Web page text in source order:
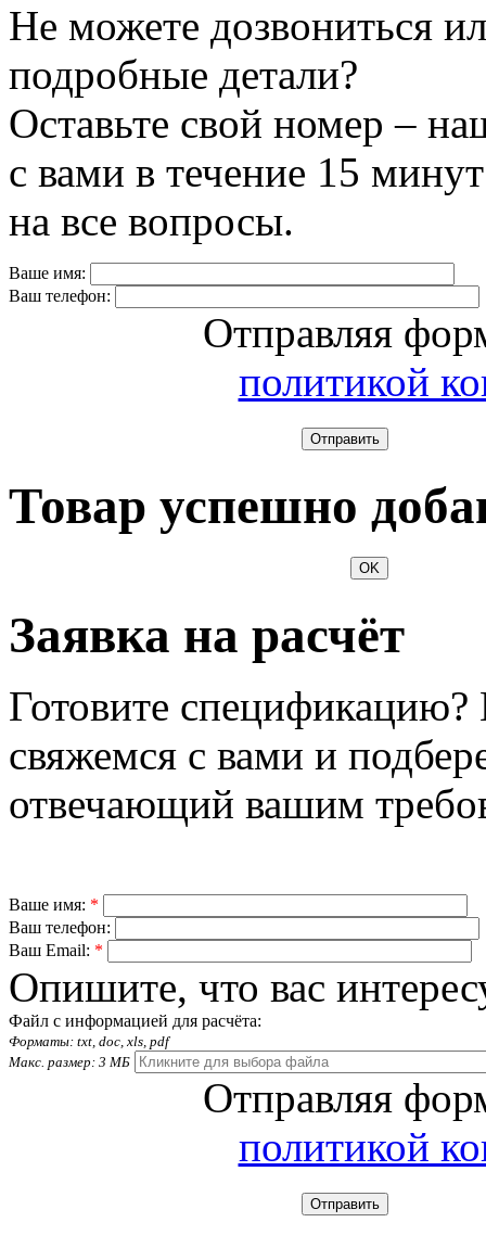
Не можете дозвониться
подробные детали?
Оставьте свой номер –
с вами в течение 15
на все вопросы.
Ваше имя:
Ваш телефон:
Отправляя
политикой
Отправить
Товар успешно
OK
Заявка на расчёт
Готовите
свяжемся с вами и
отвечающий вашим
Ваше имя: *
Ваш телефон:
Ваш Email: *
Опишите, что вас
Файл с информацией для расчёта:
Форматы: txt, doc, xls, pdf
Макс. размер: 3 МБ
Отправляя
политикой
Отправить